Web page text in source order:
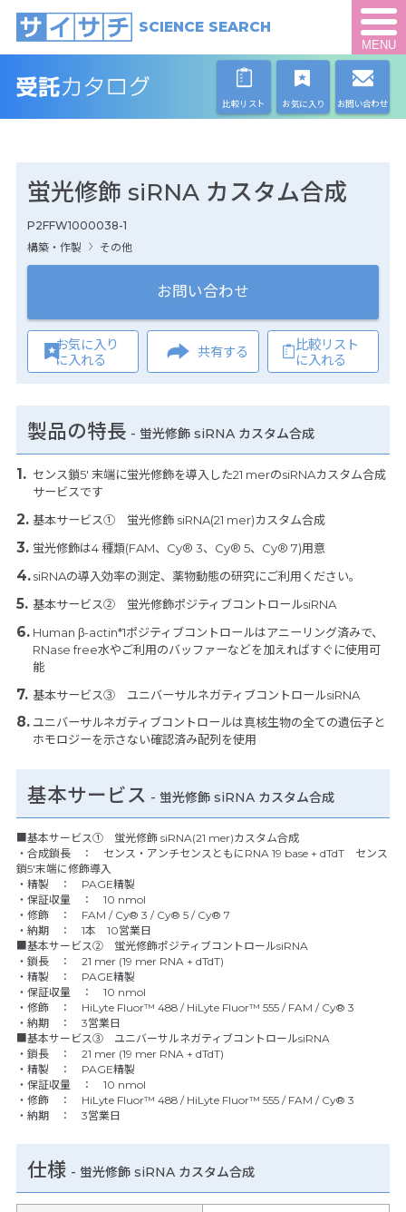
SCIENCE SEARCH
MENU
比較リスト お気に入り お問い合わせ
蛍光修飾 siRNA カスタム合成
P2FFW1000038-1
構築・作製
その他
お問い合わせ
お気に入り
に入れる
共有する
比較リスト
に入れる
製品の特長 - 蛍光修飾 siRNA カスタム合成
センス鎖5' 末端に蛍光修飾を導入した21 merのsiRNAカスタム合成
サービスです
基本サービス① 蛍光修飾 siRNA(21 mer)カスタム合成
蛍光修飾は4 種類(FAM、Cy® 3、Cy® 5、Cy® 7)用意
siRNAの導入効率の測定、薬物動態の研究にご利用ください。
基本サービス② 蛍光修飾ポジティブコントロールsiRNA
Human β-actin*1ポジティブコントロールはアニーリング済みで、
RNase free水やご利用のバッファーなどを加えればすぐに使用可
能
基本サービス③ ユニバーサルネガティブコントロールsiRNA
ユニバーサルネガティブコントロールは真核生物の全ての遺伝子と
ホモロジーを示さない確認済み配列を使用
基本サービス - 蛍光修飾 siRNA カスタム合成
■基本サービス① 蛍光修飾 siRNA(21 mer)カスタム合成
・合成鎖長 ： センス・アンチセンスともにRNA 19 base + dTdT センス
鎖5'末端に修飾導入
・精製 ： PAGE精製
・保証収量 ： 10 nmol
・修飾 ： FAM / Cy® 3 / Cy® 5 / Cy® 7
・納期 ： 1本 10営業日
■基本サービス② 蛍光修飾ポジティブコントロールsiRNA
・鎖長 ： 21 mer (19 mer RNA + dTdT)
・精製 ： PAGE精製
・保証収量 ： 10 nmol
・修飾 ： HiLyte Fluor™ 488 / HiLyte Fluor™ 555 / FAM / Cy® 3
・納期 ： 3営業日
■基本サービス③ ユニバーサルネガティブコントロールsiRNA
・鎖長 ： 21 mer (19 mer RNA + dTdT)
・精製 ： PAGE精製
・保証収量 ： 10 nmol
・修飾 ： HiLyte Fluor™ 488 / HiLyte Fluor™ 555 / FAM / Cy® 3
・納期 ： 3営業日
仕様 - 蛍光修飾 siRNA カスタム合成